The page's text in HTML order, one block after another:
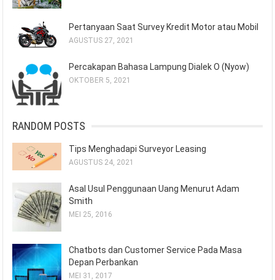
Pertanyaan Saat Survey Kredit Motor atau Mobil
AGUSTUS 27, 2021
Percakapan Bahasa Lampung Dialek O (Nyow)
OKTOBER 5, 2021
RANDOM POSTS
Tips Menghadapi Surveyor Leasing
AGUSTUS 24, 2021
Asal Usul Penggunaan Uang Menurut Adam
Smith
MEI 25, 2016
Chatbots dan Customer Service Pada Masa
Depan Perbankan
MEI 31, 2017